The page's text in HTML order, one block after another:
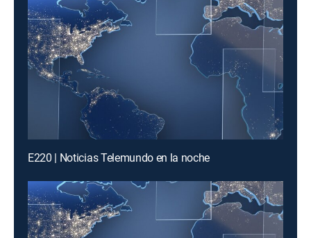
E220 | Noticias Telemundo en la noche